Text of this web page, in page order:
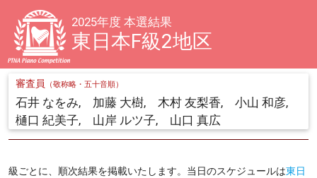
2025年度 本選結果
東日本F級2地区
審査員 （敬称略・五十音順）
石井 なをみ, 加藤 大樹, 木村 友梨香, 小山 和彦,
樋口 紀美子, 山岸 ルツ子, 山口 真広
級ごとに、順次結果を掲載いたします。当日のスケジュールは東日